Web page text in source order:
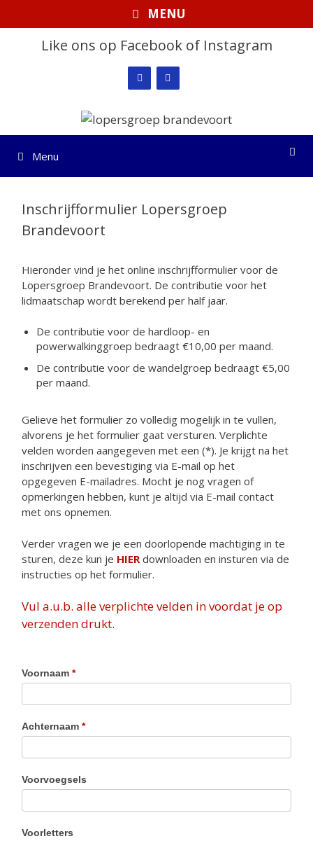
naar
MENU
Like ons op Facebook of Instagram
Menu
Inschrijfformulier Lopersgroep
Brandevoort
Hieronder vind je het online inschrijfformulier voor de
Lopersgroep Brandevoort. De contributie voor het
lidmaatschap wordt berekend per half jaar.
De contributie voor de hardloop- en
powerwalkinggroep bedraagt €10,00 per maand.
De contributie voor de wandelgroep bedraagt €5,00
per maand.
Gelieve het formulier zo volledig mogelijk in te vullen,
alvorens je het formulier gaat versturen. Verplichte
velden worden aangegeven met een (*). Je krijgt na het
inschrijven een bevestiging via E-mail op het
opgegeven E-mailadres. Mocht je nog vragen of
opmerkingen hebben, kunt je altijd via E-mail contact
met ons opnemen.
Verder vragen we je een doorlopende machtiging in te
sturen, deze kun je HIER downloaden en insturen via de
instructies op het formulier.
Vul a.u.b. alle verplichte velden in voordat je op
verzenden drukt.
Voornaam *
Achternaam *
Voorvoegsels
Voorletters